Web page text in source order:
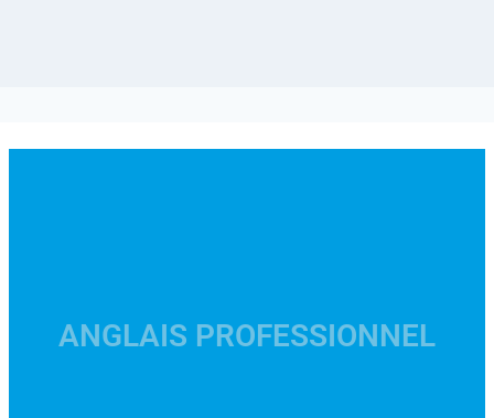
ANGLAIS PROFESSIONNEL